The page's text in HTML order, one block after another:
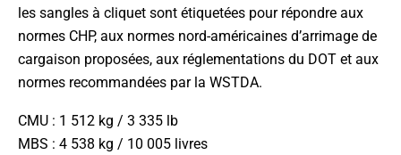
les sangles à cliquet sont étiquetées pour répondre aux
normes CHP, aux normes nord-américaines d’arrimage de
cargaison proposées, aux réglementations du DOT et aux
normes recommandées par la WSTDA.
CMU : 1 512 kg / 3 335 lb
MBS : 4 538 kg / 10 005 livres